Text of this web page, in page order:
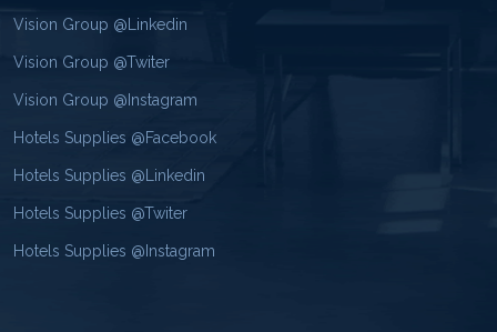
Vision Group @Linkedin
Vision Group @Twiter
Vision Group @Instagram
Hotels Supplies @Facebook
Hotels Supplies @Linkedin
Hotels Supplies @Twiter
Hotels Supplies @Instagram